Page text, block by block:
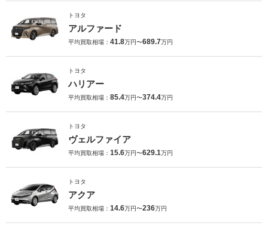
トヨタ
アルファード
平均買取相場： 41.8万円〜689.7万円
トヨタ
ハリアー
平均買取相場： 85.4万円〜374.4万円
トヨタ
ヴェルファイア
平均買取相場： 15.6万円〜629.1万円
トヨタ
アクア
平均買取相場： 14.6万円〜236万円